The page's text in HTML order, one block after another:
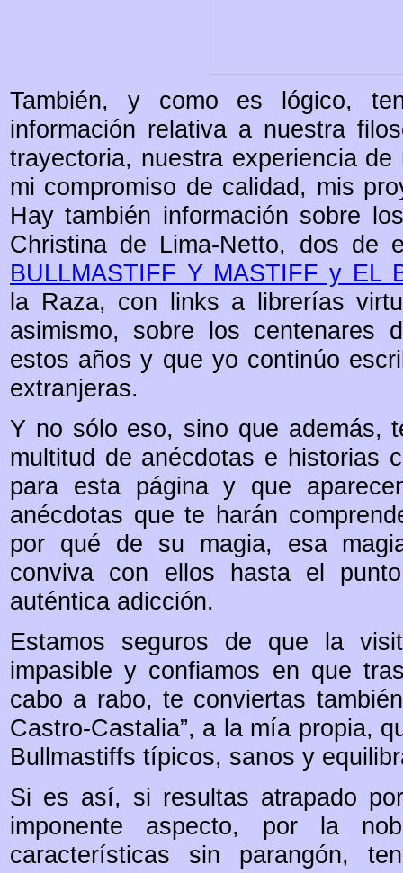
También, y como es lógico,
información relativa a nuestra
trayectoria, nuestra experiencia
mi compromiso de calidad, mis
Hay también información sobre
Christina de Lima-Netto, dos de
BULLMASTIFF Y MASTIFF y EL
la Raza, con links a librerías
asimismo, sobre los centenares
estos años y que yo continúo
extranjeras.
Y no sólo eso, sino que además,
multitud de anécdotas e historias
para esta página y que
anécdotas que te harán
por qué de su magia, esa
conviva con ellos hasta el
auténtica adicción.
Estamos seguros de que la
impasible y confiamos en que
cabo a rabo, te conviertas
Castro-Castalia”, a la mía propia,
Bullmastiffs típicos, sanos y
Si es así, si resultas atrapado
imponente aspecto, por la
características sin parangón,